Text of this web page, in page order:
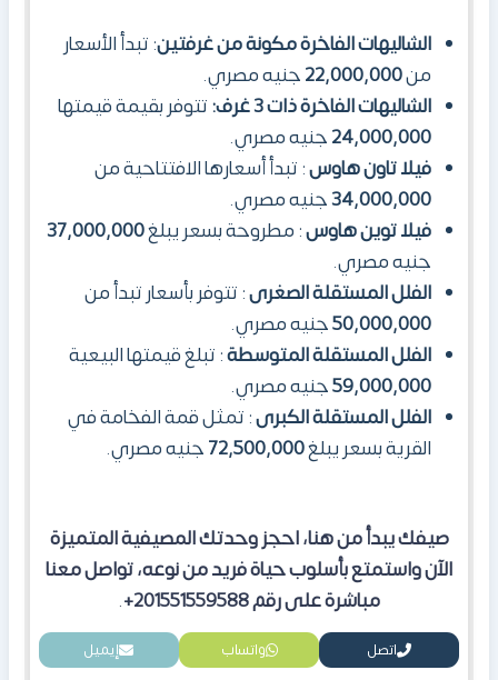
الشاليهات الفاخرة مكونة من غرفتين: تبدأ الأسعار
من22,000,000جنيه مصري.
الشاليهات الفاخرة ذات 3 غرف:
تتوفر بقيمة قيمتها
24,000,000جنيه مصري.
فيلا تاون هاوس: تبدأ أسعارها الافتتاحية من
34,000,000جنيه مصري.
فيلا توين هاوس: مطروحة بسعر يبلغ37,000,000
جنيه مصري.
الفلل المستقلة الصغرى: تتوفر بأسعار تبدأ من
50,000,000جنيه مصري.
الفلل المستقلة المتوسطة: تبلغ قيمتها البيعية
59,000,000جنيه مصري.
الفلل المستقلة الكبرى: تمثل قمة الفخامة في
القرية بسعر يبلغ72,500,000جنيه مصري.
صيفك يبدأ من هنا، احجز وحدتك المصيفية المتميزة
الآن واستمتع بأسلوب حياة فريد من نوعه، تواصل معنا
مباشرة على رقم 201551559588+
.
اتصل واتساب إيميل